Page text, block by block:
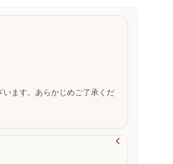
ます。あらかじめご了承くだ
